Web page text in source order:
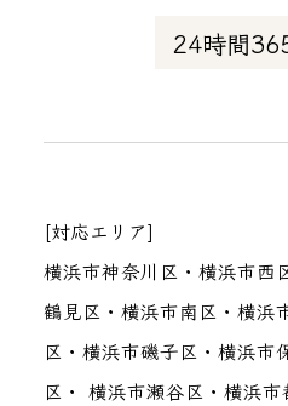
24時間
[対応エリア]
横浜市神奈川区・横浜市西
鶴見区・横浜市南区・横浜
区・横浜市磯子区・横浜市
区・ 横浜市瀬谷区・横浜